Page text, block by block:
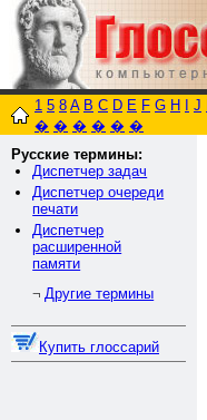
1 5 8 A B C D E F G H J
� � � � � �
Русские термины:
Диспетчер задач
Диспетчер очереди
печати
Диспетчер
расширенной
памяти
¬ Другие термины
Купить глоссарий